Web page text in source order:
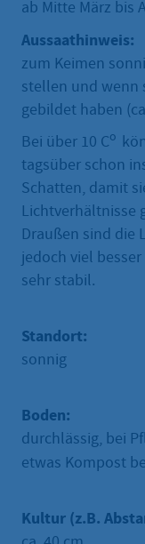
ab Mitte März bis
Aussaathinweis:
zum Keimen
stellen und wenn
gebildet haben
Bei über 10 Co
tagsüber schon
Schatten, damit
Lichtverhältnisse
Draußen sind die
jedoch viel
sehr stabil.
Standort:
sonnig
Boden:
durchlässig, bei
etwas Kompost
Kultur (z.B.